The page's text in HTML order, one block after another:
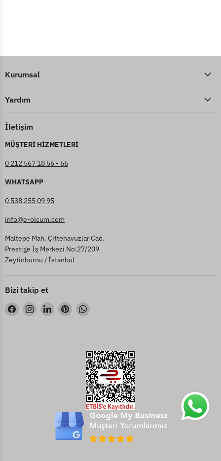
Kurumsal
Yardım
İletişim
MÜŞTERİ HİZMETLERİ
0 212 567 18 56 - 66
WHATSAPP
0 538 255 09 95
info@e-olcum.com
Maltepe Mah. Çiftehavuzlar Cad.
Prestige İş Merkezi No:27/209
Zeytinburnu / İstanbul
Bizi takip et
Bizi
Facebook&#39;de
bul
Bizi
Instagram&#39;de
bul
Bizi
LinkedIn&#39;de
bul
Bizi
Pinterest&#39;de
bul
Bizi
bul